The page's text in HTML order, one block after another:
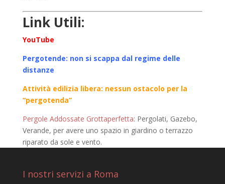
Link Utili:
YouTube
Pergotende: non si scappa dal regime delle
distanze
Attività edilizia libera: nessun ostacolo per la
“pergotenda”
Pergole Addossate Grottaperfetta: Pergolati, Gazebo,
Verande, per avere uno spazio in giardino o terrazzo
riparato da sole e vento.
I nostri servizi a Roma